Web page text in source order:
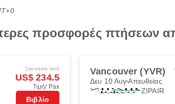
προσφορές πτήσεων
Ξεκινήστε από
US$ 234.5
Τιμή/ Pax
Βιβλίο
Vancouver (YVR)
Δευ 10 ΑυγΑπευθείας
ZIPAIR